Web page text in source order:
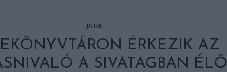
JÁTÉK
ÉRKEZIK AZ
A SIVATAGBAN ÉLŐ